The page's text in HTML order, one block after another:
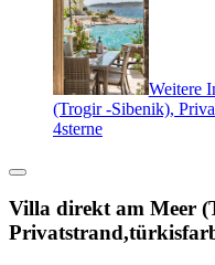
Weitere
(Trogir -Sibenik),
4sterne
Villa direkt am Meer